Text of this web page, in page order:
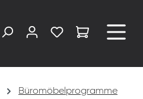
Büromöbelprogramme